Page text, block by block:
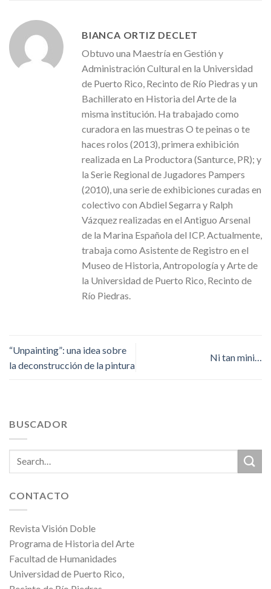
BIANCA ORTIZ DECLET
Obtuvo una Maestría en Gestión y
Administración Cultural en la Universidad
de Puerto Rico, Recinto de Río Piedras y un
Bachillerato en Historia del Arte de la
misma institución. Ha trabajado como
curadora en las muestras O te peinas o te
haces rolos (2013), primera exhibición
realizada en La Productora (Santurce, PR); y
la Serie Regional de Jugadores Pampers
(2010), una serie de exhibiciones curadas en
colectivo con Abdiel Segarra y Ralph
Vázquez realizadas en el Antiguo Arsenal
de la Marina Española del ICP. Actualmente,
trabaja como Asistente de Registro en el
Museo de Historia, Antropología y Arte de
la Universidad de Puerto Rico, Recinto de
Río Piedras.
“Unpainting”: una idea sobre
la deconstrucción de la pintura
Ni tan mini…
BUSCADOR
CONTACTO
Revista Visión Doble
Programa de Historia del Arte
Facultad de Humanidades
Universidad de Puerto Rico,